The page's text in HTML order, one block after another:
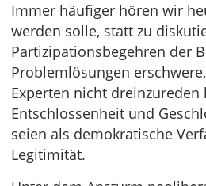
Immer häufiger hören wir
werden solle, statt zu
Partizipationsbegehren der
Problemlösungen
Experten nicht dreinzureden
Entschlossenheit und
seien als demokratische
Legitimität.